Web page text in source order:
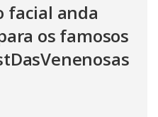
facial anda
os famosos